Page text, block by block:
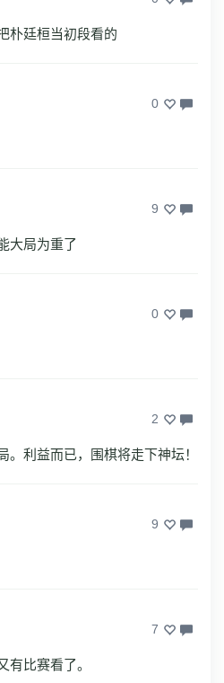
朴廷桓当初段看的
0
9
大局为重了
0
2
。利益而已，围棋将走下神坛！
9
7
有比赛看了。